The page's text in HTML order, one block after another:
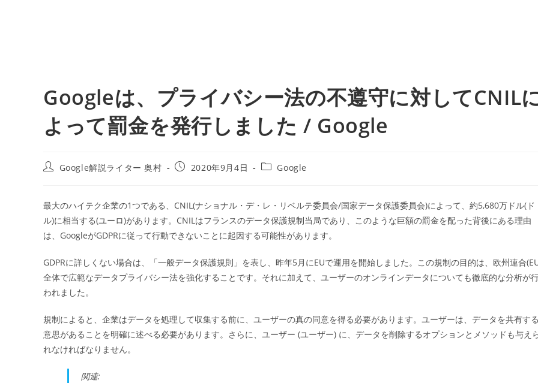
Googleは、プライバシー法の不遵守に対してCNIL
よって罰金を発行しました / Google
投
Google解説ライター 奥村
投
開
日:
2020年9月4日
投
テ
ゴ
リ
ー:
Google
最大のハイテク企業の1つである、CNIL(ナショナル・デ・レ・リベルテ委員会/国家データ保護委員会)によって、約5,680万ドル(ド
ル)に相当する(ユーロ)があります。CNILはフランスのデータ保護規制当局であり、このような巨額の罰金を配った背後にある理由
は、GoogleがGDPRに従って行動できないことに起因する可能性があります。
GDPRに詳しくない場合は、「一般データ保護規則」を表し、昨年5月にEUで運用を開始しました。この規制の目的は、欧州連合
全体で広範なデータプライバシー法を強化することです。それに加えて、ユーザーのオンラインデータについても徹底的な分析が
われました。
規制によると、企業はデータを処理して収集する前に、ユーザーの真の同意を得る必要があります。ユーザーは、データを共有する
意思があることを明確に述べる必要があります。さらに、ユーザー (ユーザー) に、データを削除するオプションとメソッドも与え
れなければなりません。
関連: